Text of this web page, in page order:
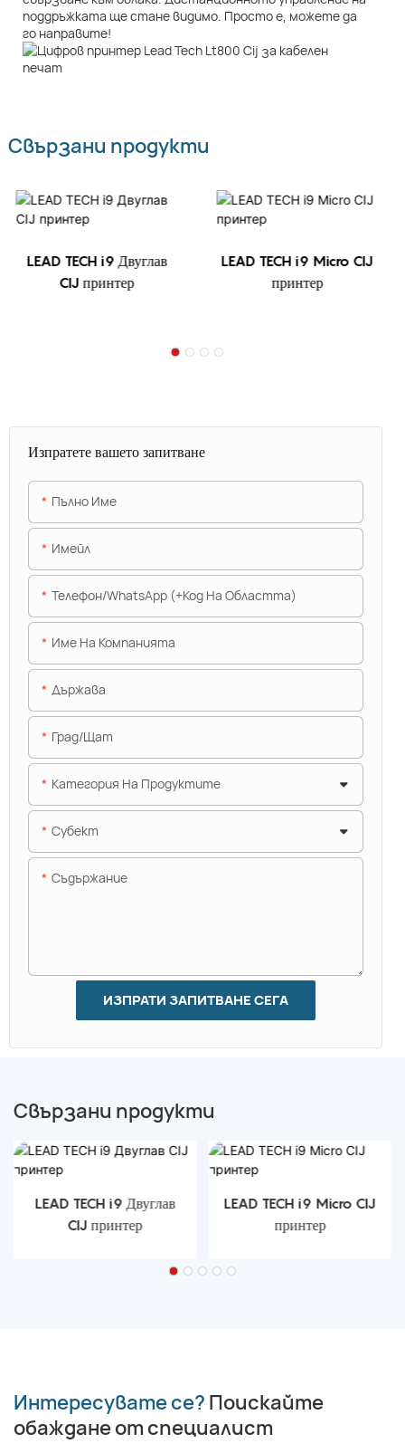
поддръжката ще стане видимо. Просто е, можете да
го направите!
Свързани продукти
LEAD TECH i9 Двуглав
CIJ принтер
LEAD TECH i9 Micro CIJ
принтер
Изпратете вашето запитване
Пълно Име
Имейл
Телефон/WhatsApp (+Код На Областта)
Име На Компанията
Държава
Град/щат
Категория На Продуктите
Субект
Съдържание
ИЗПРАТИ ЗАПИТВАНЕ СЕГА
Свързани продукти
LEAD TECH i9 Двуглав
CIJ принтер
LEAD TECH i9 Micro CIJ
принтер
Интересувате се? Поискайте
обаждане от специалист